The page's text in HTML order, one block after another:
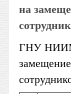
на
ГНУ